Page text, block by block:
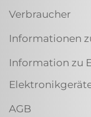
Verbraucher
Informationen
Information zu
AGB